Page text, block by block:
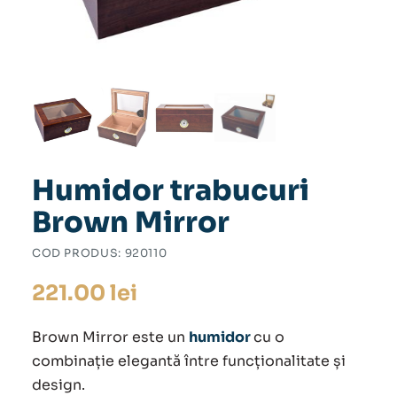
Humidor trabucuri
Brown Mirror
COD PRODUS: 920110
221.00 lei
Brown Mirror este un humidorcu o
combinație elegantă între funcționalitate și
design.